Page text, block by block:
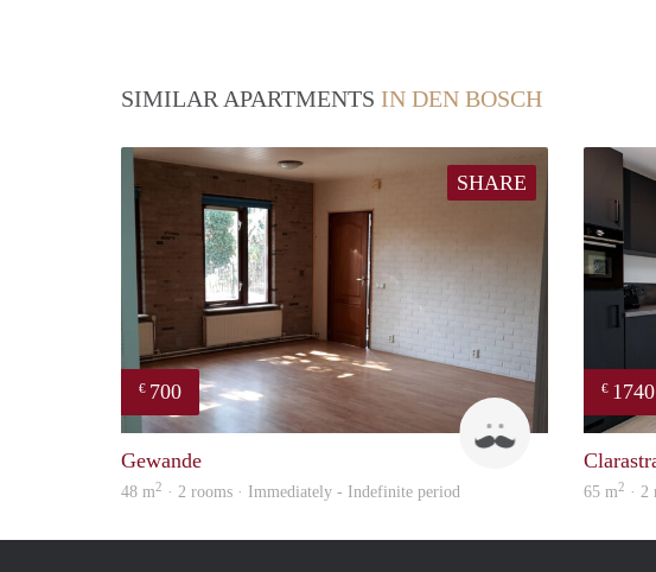
SIMILAR APARTMENTS IN DEN BOSCH
SHARE
€ 700
Gewande
48 m2 · 2 rooms · Immediately - Indefinite period
€ 1740
65 m2 · 2